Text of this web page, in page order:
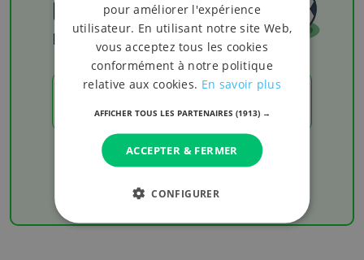
Football
Les résultats
Chaque week-end retrouvez les derniers
résultats de votre équipe favorite
pour améliorer l'expérience
utilisateur. En utilisant notre site Web,
vous acceptez tous les cookies
conformément à notre politique
relative aux cookies. En savoir plus
AFFICHER TOUS LES PARTENAIRES (1913) →
ACCEPTER & FERMER
CONFIGURER